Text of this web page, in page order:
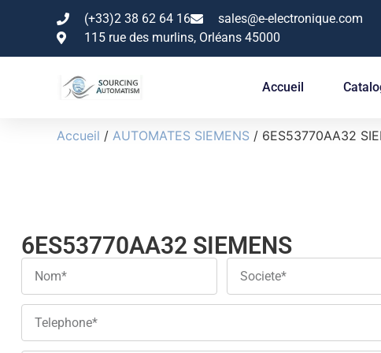
(+33)2 38 62 64 16
sales@e-electronique.com
115 rue des murlins, Orléans 45000
Accueil
Accueil / AUTOMATES SIEMENS / 6ES53770AA32
6ES53770AA32 SIEMENS